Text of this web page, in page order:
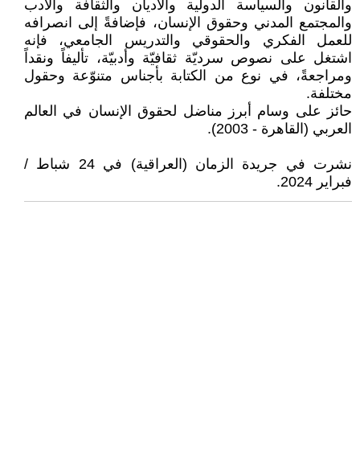
والقانون والسياسة الدولية والأديان والثقافة والأدب
والمجتمع المدني وحقوق الإنسان، فإضافةً إلى انصرافه
للعمل الفكري والحقوقي والتدريس الجامعي، فإنه
اشتغل على نصوص سرديّة ثقافيّة وأدبيّة، تأليفاً ونقداً
ومراجعةً، في نوع من الكتابة بأجناس متنوّعة وحقول
مختلفة.
حائز على وسام أبرز مناضل لحقوق الإنسان في العالم
العربي (القاهرة - 2003).
نشرت في جريدة الزمان (العراقية) في 24 شباط /
فبراير 2024.